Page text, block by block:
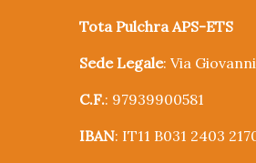
Tota Pulchra APS-ETS
Sede Legale: Via
C.F.: 97939900581
IBAN: IT11 B031 2403